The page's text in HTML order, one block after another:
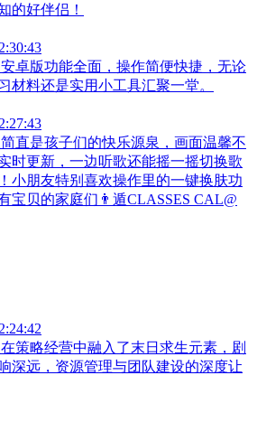
的好伴侣！
卓版功能全面，操作简便快捷，无论
材料还是实用小工具汇聚一堂。
直是孩子们的快乐源泉，画面温馨不
时更新，一边听歌还能摇一摇切换歌
小朋友特别喜欢操作里的一键换肤功
宝贝的家庭们👨‍遁️CLASSES CAL@
策略经营中融入了末日求生元素，剧
深远，资源管理与团队建设的深度让